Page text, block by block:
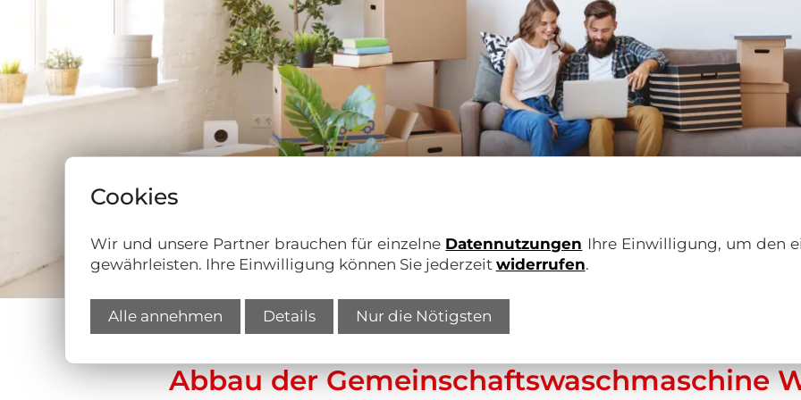
Abbau der Gemeinschaftswaschmaschine
Cookies
Wir und unsere Partner brauchen für einzelne Datennutzungen Ihre Einwilligung, um den
gewährleisten. Ihre Einwilligung können Sie jederzeit widerrufen.
Alle annehmen Details Nur die Nötigsten